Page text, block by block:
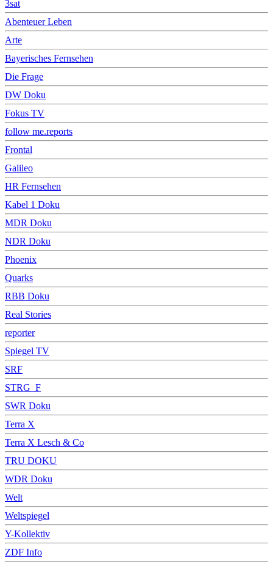
3sat
Abenteuer Leben
Arte
Bayerisches Fernsehen
Die Frage
DW Doku
Fokus TV
follow me.reports
Frontal
Galileo
HR Fernsehen
Kabel 1 Doku
MDR Doku
NDR Doku
Phoenix
Quarks
RBB Doku
Real Stories
reporter
Spiegel TV
SRF
STRG_F
SWR Doku
Terra X
Terra X Lesch & Co
TRU DOKU
WDR Doku
Welt
Weltspiegel
Y-Kollektiv
ZDF Info